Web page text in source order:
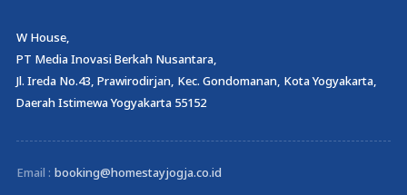
W House,
PT Media Inovasi Berkah Nusantara,
Jl. Ireda No.43, Prawirodirjan, Kec. Gondomanan, Kota Yogyakarta,
Daerah Istimewa Yogyakarta 55152
Email : booking@homestayjogja.co.id